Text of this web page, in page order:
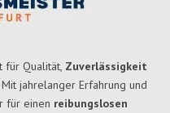
für Qualität, Zuverlässigkeit
jahrelanger Erfahrung und
für einen reibungslosen